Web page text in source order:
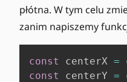
0
,
0
)
płótna. W tym celu
zanim napiszemy
const centerX =
const
centerY =